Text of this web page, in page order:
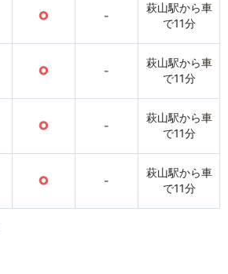
○ -
萩山駅から車
で11分
○ -
萩山駅から車
で11分
○ -
萩山駅から車
で11分
○ -
萩山駅から車
で11分